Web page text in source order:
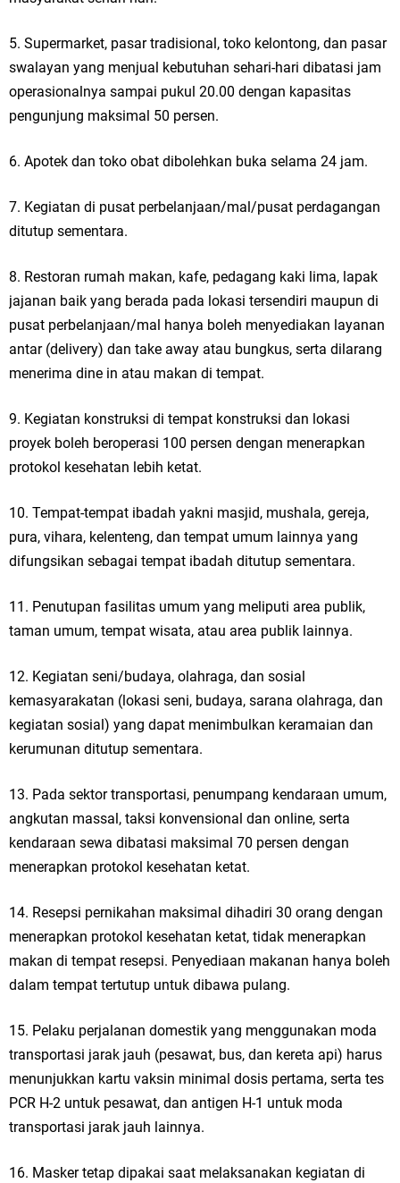
5. Supermarket, pasar tradisional, toko kelontong, dan pasar
swalayan yang menjual kebutuhan sehari-hari dibatasi jam
operasionalnya sampai pukul 20.00 dengan kapasitas
pengunjung maksimal 50 persen.
6. Apotek dan toko obat dibolehkan buka selama 24 jam.
7. Kegiatan di pusat perbelanjaan/mal/pusat perdagangan
ditutup sementara.
8. Restoran rumah makan, kafe, pedagang kaki lima, lapak
jajanan baik yang berada pada lokasi tersendiri maupun di
pusat perbelanjaan/mal hanya boleh menyediakan layanan
antar (delivery) dan take away atau bungkus, serta dilarang
menerima dine in atau makan di tempat.
9. Kegiatan konstruksi di tempat konstruksi dan lokasi
proyek boleh beroperasi 100 persen dengan menerapkan
protokol kesehatan lebih ketat.
10. Tempat-tempat ibadah yakni masjid, mushala, gereja,
pura, vihara, kelenteng, dan tempat umum lainnya yang
difungsikan sebagai tempat ibadah ditutup sementara.
11. Penutupan fasilitas umum yang meliputi area publik,
taman umum, tempat wisata, atau area publik lainnya.
12. Kegiatan seni/budaya, olahraga, dan sosial
kemasyarakatan (lokasi seni, budaya, sarana olahraga, dan
kegiatan sosial) yang dapat menimbulkan keramaian dan
kerumunan ditutup sementara.
13. Pada sektor transportasi, penumpang kendaraan umum,
angkutan massal, taksi konvensional dan online, serta
kendaraan sewa dibatasi maksimal 70 persen dengan
menerapkan protokol kesehatan ketat.
14. Resepsi pernikahan maksimal dihadiri 30 orang dengan
menerapkan protokol kesehatan ketat, tidak menerapkan
makan di tempat resepsi. Penyediaan makanan hanya boleh
dalam tempat tertutup untuk dibawa pulang.
15. Pelaku perjalanan domestik yang menggunakan moda
transportasi jarak jauh (pesawat, bus, dan kereta api) harus
menunjukkan kartu vaksin minimal dosis pertama, serta tes
PCR H-2 untuk pesawat, dan antigen H-1 untuk moda
transportasi jarak jauh lainnya.
16. Masker tetap dipakai saat melaksanakan kegiatan di